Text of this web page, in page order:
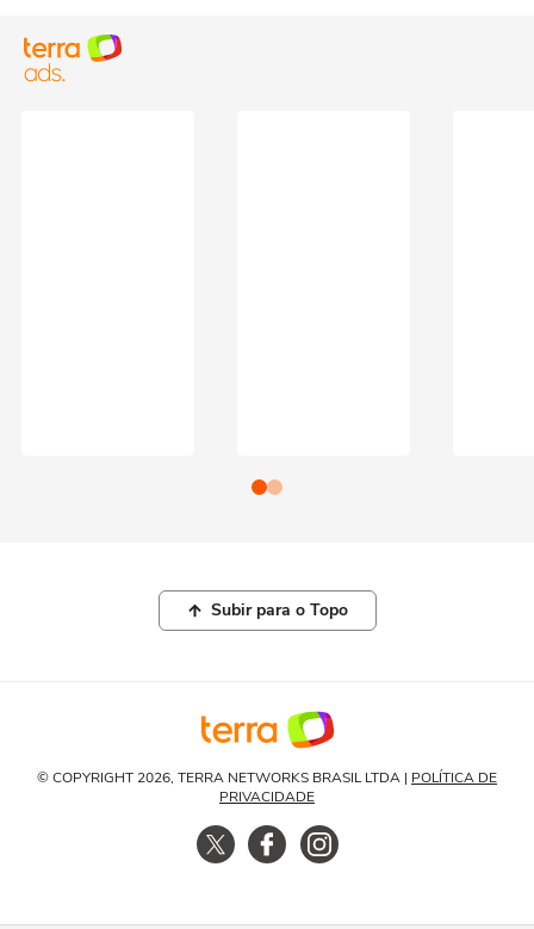
Subir para o Topo
© COPYRIGHT 2026, TERRA NETWORKS BRASIL LTDA | POLÍTICA DE
PRIVACIDADE